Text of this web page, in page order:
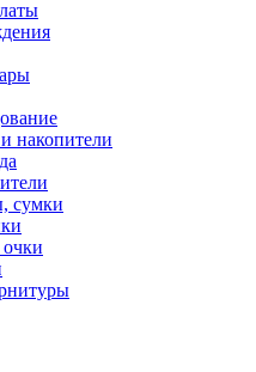
накопители
сумки